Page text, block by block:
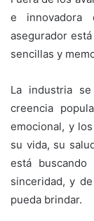
e innovadora
asegurador
sencillas y
La industria
creencia
emocional, y
su vida, su
está buscando
sinceridad, y
pueda brindar.